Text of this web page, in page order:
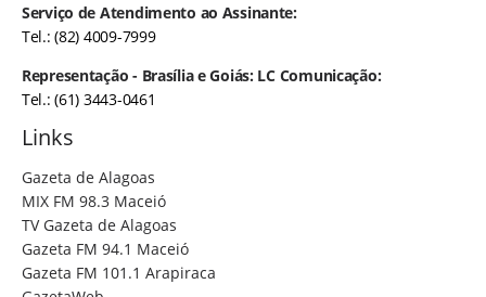
Serviço de Atendimento ao Assinante:
Tel.: (82) 4009-7999
Representação - Brasília e Goiás: LC Comunicação:
Tel.: (61) 3443-0461
Links
Gazeta de Alagoas
MIX FM 98.3 Maceió
TV Gazeta de Alagoas
Gazeta FM 94.1 Maceió
Gazeta FM 101.1 Arapiraca